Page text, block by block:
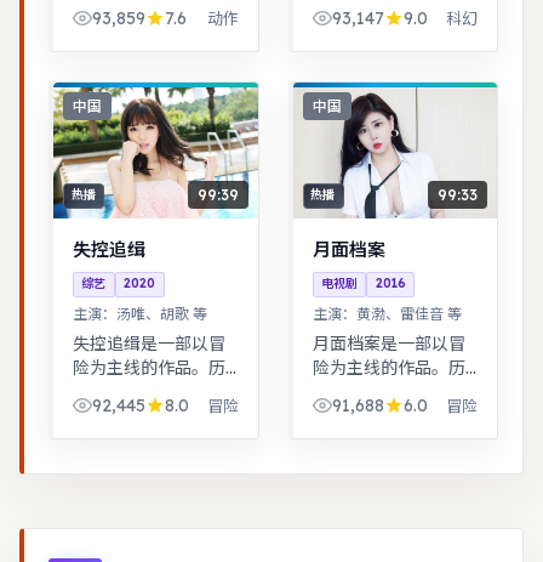
前后呼应，二刷可发
现更多细节。都市男
近彼此，笑泪交织的
成长故事。
93,859 7.6 动作
调查，真相远比表面
更加残酷。悬疑氛围
式叙事，结局出人意
料。
93,147 9.0 科幻
中国
热播 99:39
失控追缉
综艺 2020
主演： 汤唯、胡歌 等
失控追缉是一部以冒
险为主线的作品。历
史背景下的小人物命
运，细节考究，叙事
沉稳。科幻设定下探
92,445 8.0 冒险
中国
热播 99:33
月面档案
电视剧 2016
主演： 黄渤、雷佳音 等
月面档案是一部以冒
险为主线的作品。历
史背景下的小人物命
运，细节考究，叙事
沉稳。武侠江湖中的
91,688 6.0 冒险